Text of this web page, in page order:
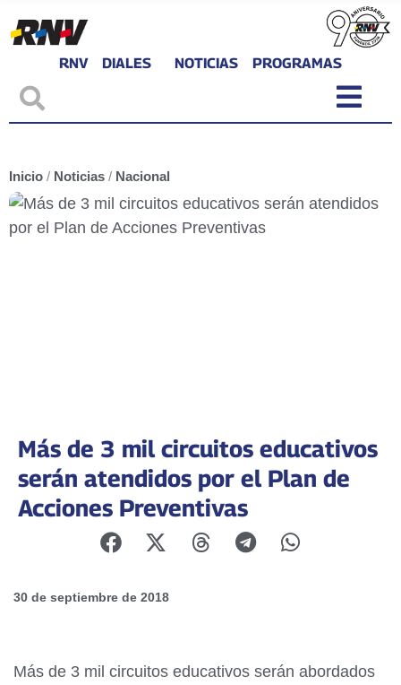
RNV DIALES NOTICIAS PROGRAMAS
Inicio / Noticias / Nacional
Más de 3 mil circuitos educativos
serán atendidos por el Plan de
Acciones Preventivas
30 de septiembre de 2018
Más de 3 mil circuitos educativos serán abordados